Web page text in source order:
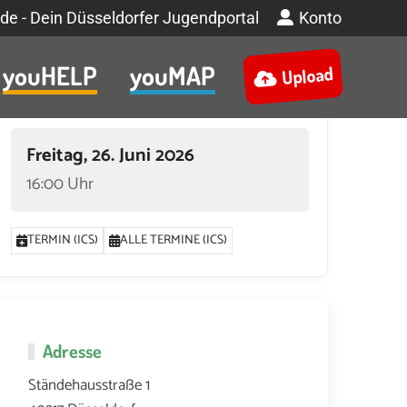
- Dein Düsseldorfer Jugendportal Konto
youHELP youMAP Upload
Freitag, 26. Juni 2026
16:00 Uhr
TERMIN (ICS) ALLE TERMINE (ICS)
Adresse
Ständehausstraße 1